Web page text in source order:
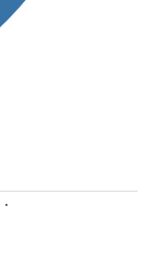
·